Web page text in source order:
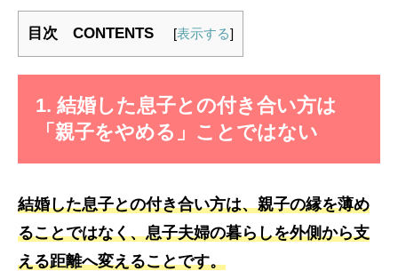
目次 CONTENTS [表示する]
1. 結婚した息子との付き合い方は
「親子をやめる」ことではない
結婚した息子との付き合い方は、親子の縁を薄め
ることではなく、息子夫婦の暮らしを外側から支
える距離へ変えることです。